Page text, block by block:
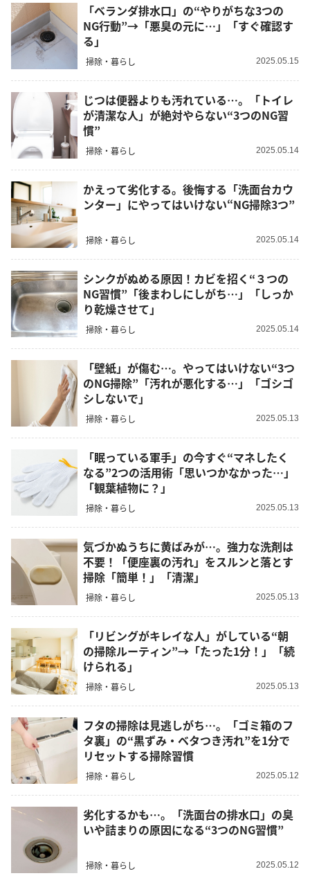
「ベランダ排水口」の“やりがちな3つの
NG行動”→「悪臭の元に…」「すぐ確認す
る」
掃除・暮らし 2025.05.15
じつは便器よりも汚れている…。「トイレ
が清潔な人」が絶対やらない“3つのNG習
慣”
掃除・暮らし 2025.05.14
かえって劣化する。後悔する「洗面台カウ
ンター」にやってはいけない“NG掃除3つ”
掃除・暮らし 2025.05.14
シンクがぬめる原因！カビを招く“３つの
NG習慣”「後まわしにしがち…」「しっか
り乾燥させて」
掃除・暮らし 2025.05.14
「壁紙」が傷む…。やってはいけない“3つ
のNG掃除”「汚れが悪化する…」「ゴシゴ
シしないで」
掃除・暮らし 2025.05.13
「眠っている軍手」の今すぐ“マネしたく
なる”2つの活用術「思いつかなかった…」
「観葉植物に？」
掃除・暮らし 2025.05.13
気づかぬうちに黄ばみが…。強力な洗剤は
不要！「便座裏の汚れ」をスルンと落とす
掃除「簡単！」「清潔」
掃除・暮らし 2025.05.13
「リビングがキレイな人」がしている“朝
の掃除ルーティン”→「たった1分！」「続
けられる」
掃除・暮らし 2025.05.13
フタの掃除は見逃しがち…。「ゴミ箱のフ
タ裏」の“黒ずみ・ベタつき汚れ”を1分で
リセットする掃除習慣
掃除・暮らし 2025.05.12
劣化するかも…。「洗面台の排水口」の臭
いや詰まりの原因になる“3つのNG習慣”
掃除・暮らし 2025.05.12